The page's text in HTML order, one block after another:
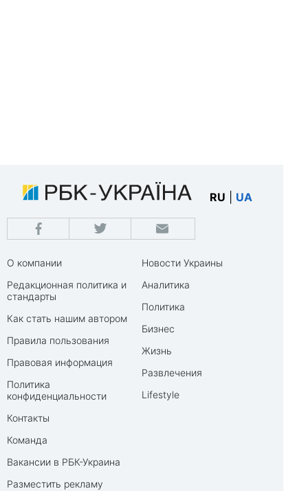
RU UA
О компании
Редакционная политика и
стандарты
Как стать нашим автором
Правила пользования
Правовая информация
Политика
конфиденциальности
Контакты
Команда
Вакансии в РБК-Украина
Разместить рекламу
Новости Украины
Аналитика
Политика
Бизнес
Жизнь
Развлечения
Lifestyle